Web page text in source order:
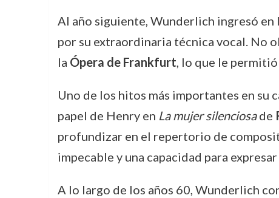
Al año siguiente, Wunderlich ingresó en
por su extraordinaria técnica vocal. No
la Ópera de Frankfurt, lo que le
Uno de los hitos más importantes en
papel de Henry en La mujer silenciosade
profundizar en el repertorio de
impecable y una capacidad para
A lo largo de los años 60, Wunderlich